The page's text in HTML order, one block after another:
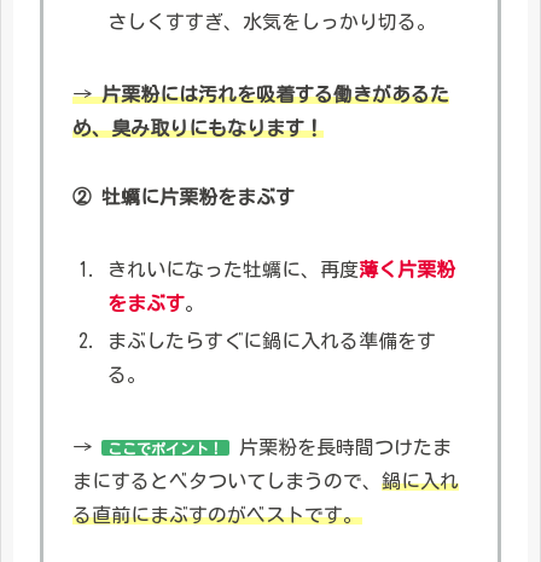
さしくすすぎ、水気をしっかり切る。
→片栗粉には汚れを吸着する働きがあるた
め、臭み取りにもなります！
② 牡蠣に片栗粉をまぶす
きれいになった牡蠣に、再度薄く片栗粉
をまぶす。
まぶしたらすぐに鍋に入れる準備をす
る。
→ ここでポイント！
片栗粉を長時間つけたま
まにするとベタついてしまうので、 鍋に入れ
る直前にまぶすのがベストです。